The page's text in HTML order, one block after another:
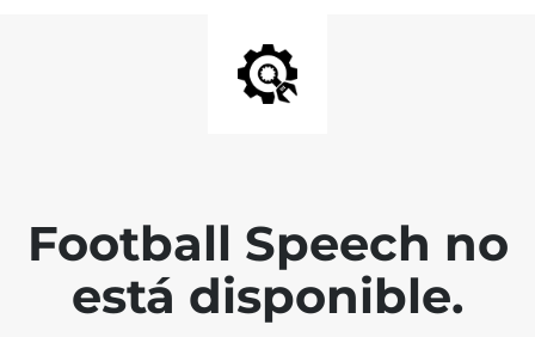
Football Speech no
está disponible.